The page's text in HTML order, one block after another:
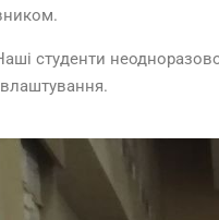
студенти неодноразово